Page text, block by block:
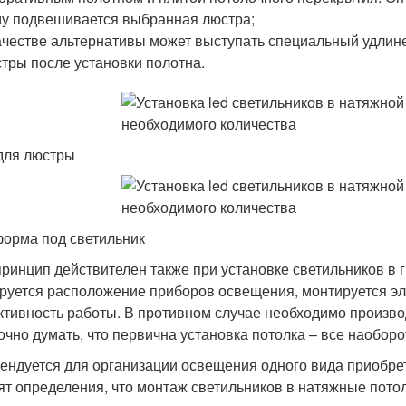
подвешивается выбранная люстра;
альтернативы может выступать специальный
после установки полотна.
люстры
под светильник
действителен также при установке светильников
расположение приборов освещения, монтируется
работы. В противном случае необходимо
думать, что первична установка потолка – все
для организации освещения одного вида
определения, что монтаж светильников в натяжные